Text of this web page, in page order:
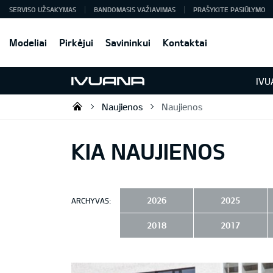
Modeliai Pirkėjui Savininkui Kontaktai
SERVISO UŽSAKYMAS BANDOMASIS VAŽIAVIMAS PRAŠYKITE PASIŪLYMO
KIA automobilių centras | IVUANA
Naujienos Naujienos
KIA NAUJIENOS
ARCHYVAS: 2026 2025
2018 2017